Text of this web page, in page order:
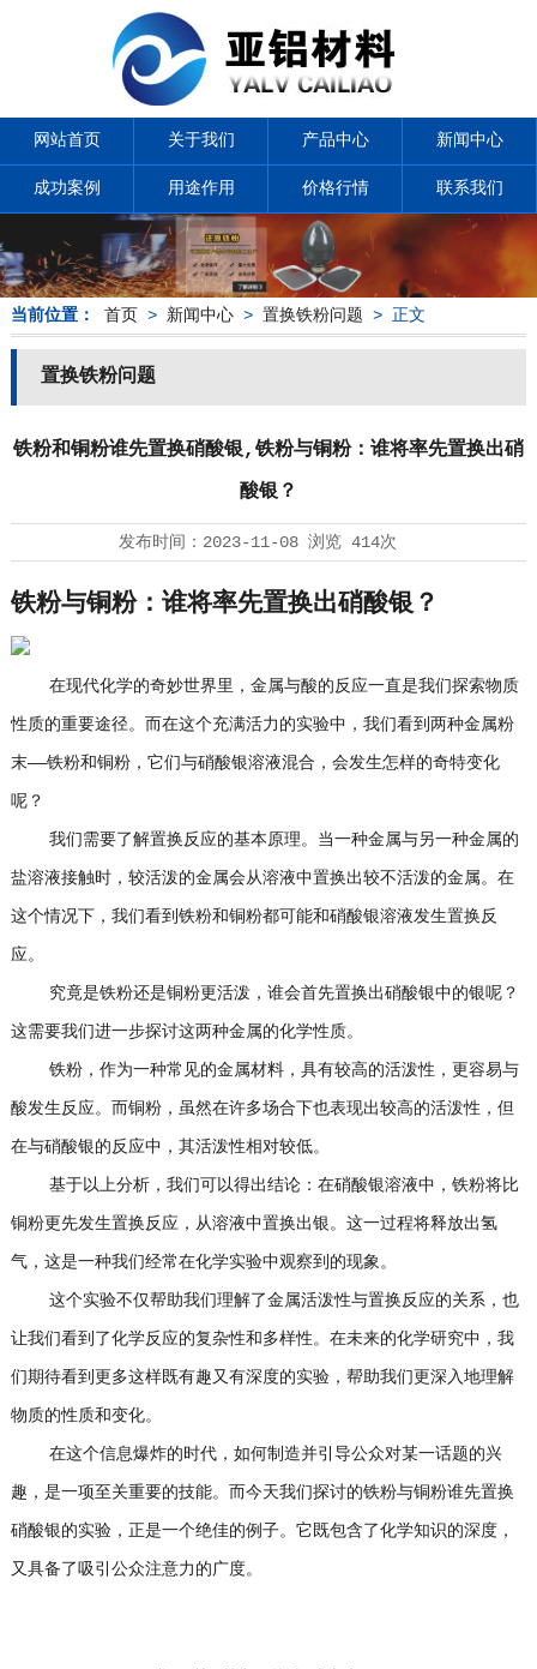
网站首页 关于我们 产品中心 新闻中心
成功案例 用途作用 价格行情 联系我们
当前位置： 首页 > 新闻中心> 置换铁粉问题 > 正文
置换铁粉问题
铁粉和铜粉谁先置换硝酸银,铁粉与铜粉：谁将率先置换出硝
酸银？
发布时间： 2023-11-08浏览 414次
铁粉与铜粉：谁将率先置换出硝酸银？
在现代化学的奇妙世界里，金属与酸的反应一直是我们探索物质
性质的重要途径。而在这个充满活力的实验中，我们看到两种金属粉
末——铁粉和铜粉，它们与硝酸银溶液混合，会发生怎样的奇特变化
呢？
我们需要了解置换反应的基本原理。当一种金属与另一种金属的
盐溶液接触时，较活泼的金属会从溶液中置换出较不活泼的金属。在
这个情况下，我们看到铁粉和铜粉都可能和硝酸银溶液发生置换反
应。
究竟是铁粉还是铜粉更活泼，谁会首先置换出硝酸银中的银呢？
这需要我们进一步探讨这两种金属的化学性质。
铁粉，作为一种常见的金属材料，具有较高的活泼性，更容易与
酸发生反应。而铜粉，虽然在许多场合下也表现出较高的活泼性，但
在与硝酸银的反应中，其活泼性相对较低。
基于以上分析，我们可以得出结论：在硝酸银溶液中，铁粉将比
铜粉更先发生置换反应，从溶液中置换出银。这一过程将释放出氢
气，这是一种我们经常在化学实验中观察到的现象。
这个实验不仅帮助我们理解了金属活泼性与置换反应的关系，也
让我们看到了化学反应的复杂性和多样性。在未来的化学研究中，我
们期待看到更多这样既有趣又有深度的实验，帮助我们更深入地理解
物质的性质和变化。
在这个信息爆炸的时代，如何制造并引导公众对某一话题的兴
趣，是一项至关重要的技能。而今天我们探讨的铁粉与铜粉谁先置换
硝酸银的实验，正是一个绝佳的例子。它既包含了化学知识的深度，
又具备了吸引公众注意力的广度。